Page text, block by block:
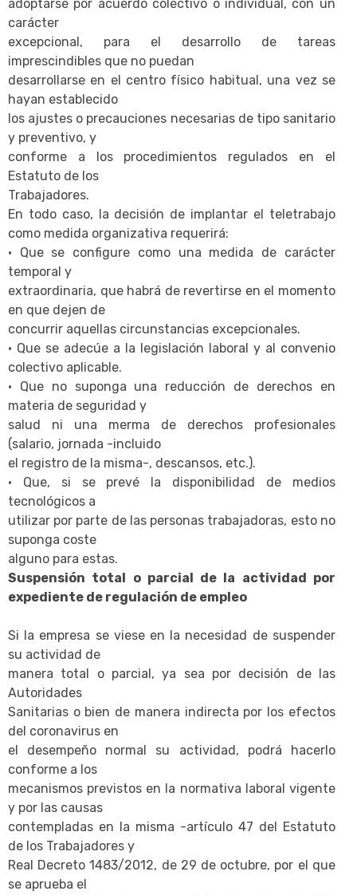
adoptarse por acuerdo colectivo o individual, con un
carácter
excepcional, para el desarrollo de tareas
imprescindibles que no puedan
desarrollarse en el centro físico habitual, una vez se
hayan establecido
los ajustes o precauciones necesarias de tipo sanitario
y preventivo, y
conforme a los procedimientos regulados en el
Estatuto de los
Trabajadores.
En todo caso, la decisión de implantar el teletrabajo
como medida organizativa requerirá:
· Que se configure como una medida de carácter
temporal y
extraordinaria, que habrá de revertirse en el momento
en que dejen de
concurrir aquellas circunstancias excepcionales.
· Que se adecúe a la legislación laboral y al convenio
colectivo aplicable.
· Que no suponga una reducción de derechos en
materia de seguridad y
salud ni una merma de derechos profesionales
(salario, jornada -incluido
el registro de la misma-, descansos, etc.).
· Que, si se prevé la disponibilidad de medios
tecnológicos a
utilizar por parte de las personas trabajadoras, esto no
suponga coste
alguno para estas.
Suspensión total o parcial de la actividad por
expediente de regulación de empleo
Si la empresa se viese en la necesidad de suspender
su actividad de
manera total o parcial, ya sea por decisión de las
Autoridades
Sanitarias o bien de manera indirecta por los efectos
del coronavirus en
el desempeño normal su actividad, podrá hacerlo
conforme a los
mecanismos previstos en la normativa laboral vigente
y por las causas
contempladas en la misma -artículo 47 del Estatuto
de los Trabajadores y
Real Decreto 1483/2012, de 29 de octubre, por el que
se aprueba el